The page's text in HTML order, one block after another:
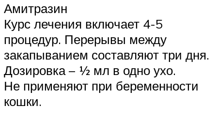
Амитразин
Курс лечения включает 4-5
процедур. Перерывы между
закапыванием составляют три дня.
Дозировка – ½ мл в одно ухо.
Не применяют при беременности
кошки.